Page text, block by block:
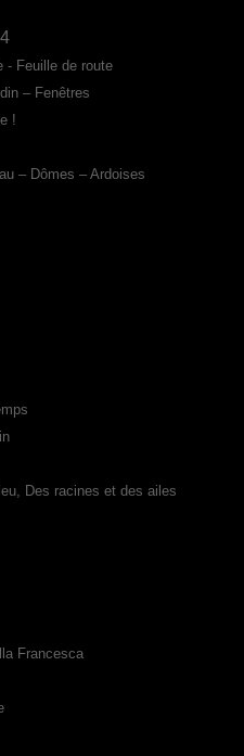
- Feuille de route
– Fenêtres
!
– Dômes – Ardoises
Des racines et des ailes
Francesca